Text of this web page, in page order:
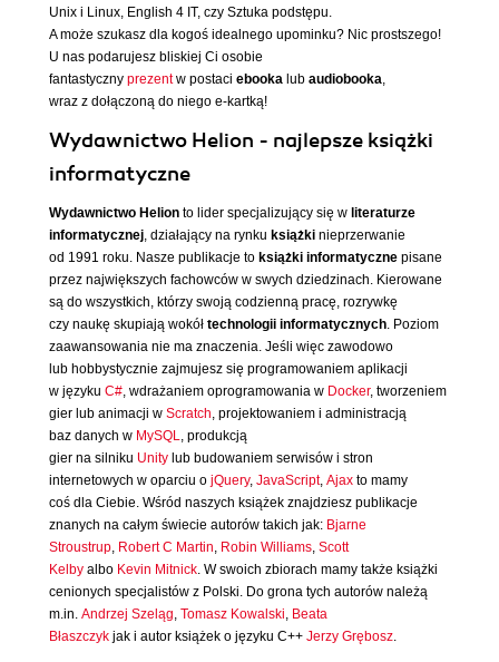
Unix i Linux, English 4 IT, czy Sztuka podstępu.
A może szukasz dla kogoś idealnego upominku? Nic prostszego!
U nas podarujesz bliskiej Ci osobie
fantastyczny prezentw postaci ebooka lub audiobooka,
wraz z dołączoną do niego e-kartką!
Wydawnictwo Helion - najlepsze książki
informatyczne
Wydawnictwo Helion to lider specjalizujący się w literaturze
informatycznej, działający na rynku książki nieprzerwanie
od 1991 roku. Nasze publikacje to książki informatyczne pisane
przez największych fachowców w swych dziedzinach. Kierowane
są do wszystkich, którzy swoją codzienną pracę, rozrywkę
czy naukę skupiają wokół technologii informatycznych. Poziom
zaawansowania nie ma znaczenia. Jeśli więc zawodowo
lub hobbystycznie zajmujesz się programowaniem aplikacji
w języku C#, wdrażaniem oprogramowania w Docker, tworzeniem
gier lub animacji w Scratch, projektowaniem i administracją
baz danych w MySQL, produkcją
gier na silniku Unity lub budowaniem serwisów i stron
internetowych w oparciu o jQuery, JavaScript, Ajax to mamy
coś dla Ciebie. Wśród naszych książek znajdziesz publikacje
znanych na całym świecie autorów takich jak: Bjarne
Stroustrup, Robert C Martin, Robin Williams, Scott
Kelby albo Kevin Mitnick. W swoich zbiorach mamy także książki
cenionych specjalistów z Polski. Do grona tych autorów należą
m.in. Andrzej Szeląg, Tomasz Kowalski, Beata
Błaszczyk jak i autor książek o języku C++ Jerzy Grębosz.